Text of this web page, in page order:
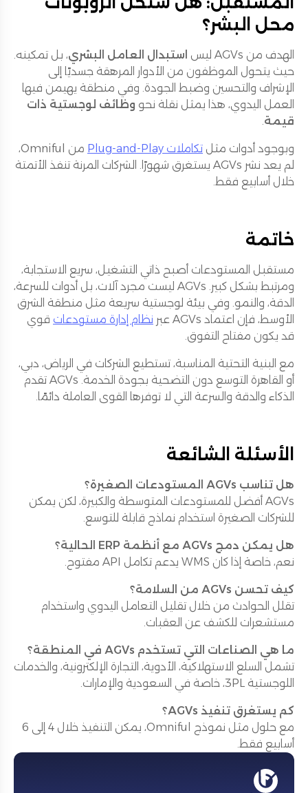
محل البشر؟
الهدف من AGVs ليس استبدال العامل البشري، بل تمكينه.
حيث يتحول الموظفون من الأدوار المرهقة جسديًا إلى
الإشراف والتحسين وضبط الجودة. وفي منطقة يهيمن فيها
العمل اليدوي، هذا يمثل نقلة نحو وظائف لوجستية ذات
قيمة
وبوجود أدوات مثل تكاملات Plug-and-Play
من Omniful،
لم يعد نشر AGVs يستغرق شهورًا. الشركات المرنة تنفذ الأتمتة
خلال أسابيع فقط.
خاتمة
مستقبل المستودعات أصبح ذاتي التشغيل، سريع الاستجابة،
ومرتبط بشكل كبير. AGVs ليست مجرد آلات، بل أدوات للسرعة،
الدقة، والنمو. وفي بيئة لوجستية سريعة مثل منطقة الشرق
الأوسط، فإن اعتماد AGVs عبر
نظام إدارة مستودعات قوي
قد يكون مفتاح التفوق.
مع البنية التحتية المناسبة، تستطيع الشركات في الرياض، دبي،
أو القاهرة التوسع دون التضحية بجودة الخدمة. AGVs تقدم
الذكاء والدقة والسرعة التي لا توفرها القوى العاملة دائمًا.
الأسئلة الشائعة
هل تناسب AGVs المستودعات الصغيرة؟
AGVs أفضل للمستودعات المتوسطة والكبيرة، لكن يمكن
للشركات الصغيرة استخدام نماذج قابلة للتوسع.
هل يمكن دمج AGVs مع أنظمة ERP الحالية؟
نعم، خاصة إذا كان WMS يدعم تكامل API مفتوح.
كيف تحسن AGVs من السلامة؟
تقلل الحوادث من خلال تقليل التعامل اليدوي واستخدام
مستشعرات للكشف عن العقبات.
ما هي الصناعات التي تستخدم AGVs في المنطقة؟
تشمل السلع الاستهلاكية، الأدوية، التجارة الإلكترونية، والخدمات
اللوجستية 3PL، خاصة في السعودية والإمارات.
كم يستغرق تنفيذ AGVs؟
مع حلول مثل نموذج Omniful، يمكن التنفيذ خلال 4 إلى 6
أسابيع فقط.